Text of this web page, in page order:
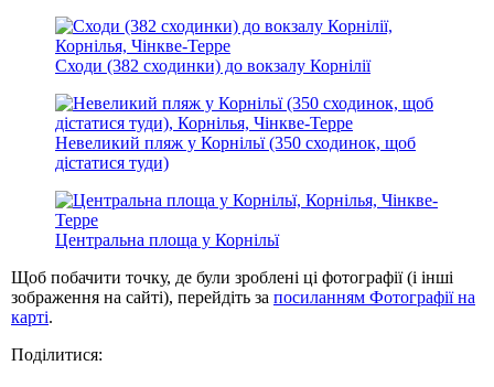
Сходи (382 сходинки) до вокзалу Корнілії
Невеликий пляж у Корнільї (350 сходинок, щоб
дістатися туди)
Центральна площа у Корнільї
Щоб побачити точку, де були зроблені ці фотографії (і інші
зображення на сайті), перейдіть за посиланням Фотографії на
карті.
Поділитися: